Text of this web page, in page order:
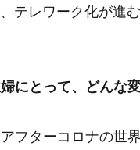
テレワーク化が進
にとって、どんな
フターコロナの世